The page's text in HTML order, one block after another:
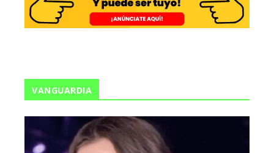
VANGUARDIA